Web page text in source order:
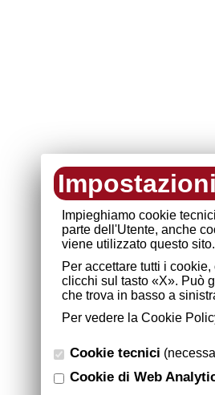
Impieghiamo cookie
parte dell'Utente, anche
viene utilizzato questo sito.
Per accettare tutti i
clicchi sul tasto «X». Può
che trova in basso a
Per vedere la Cookie
Cookie tecnici
Cookie di Web